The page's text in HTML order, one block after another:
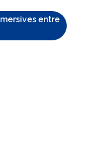
entre